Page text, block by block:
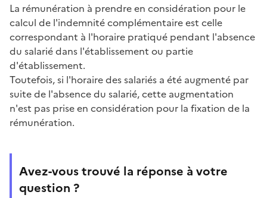
La rémunération à prendre en considération pour le
calcul de l'indemnité complémentaire est celle
correspondant à l'horaire pratiqué pendant l'absence
du salarié dans l'établissement ou partie
d'établissement.
Toutefois, si l'horaire des salariés a été augmenté par
suite de l'absence du salarié, cette augmentation
n'est pas prise en considération pour la fixation de la
rémunération.
Avez-vous trouvé la réponse à votre
question ?